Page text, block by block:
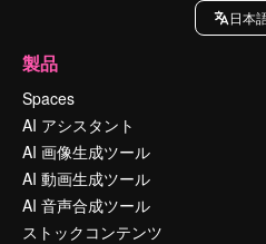
日本
製品
Spaces
AI アシスタント
AI 画像生成ツール
AI 動画生成ツール
AI 音声合成ツール
ストックコンテンツ